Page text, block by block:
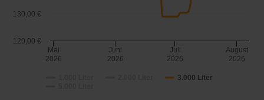
3.000 Liter
Mai
2026
Juni
2026
Juli
2026
August
2026
120,00 €
130,00 €